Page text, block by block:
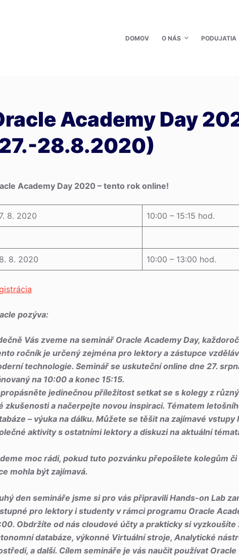
DOMOV O NÁS PODUJATIA
Academy Day
28.8.2020)
Academy Day 2020 – tento rok online!
8. 2020 10:00 – 15:15 hod.
8. 2020 10:00 – 13:00 hod.
pozýva:
Vás zveme na seminář Oracle Academy Day,
ročník je určený zejména pro lektory a zástupce
technologie. Seminář se uskuteční online dne 27.
na 10:00 a konec 15:15.
jedinečnou příležitost setkat se s kolegy z
zkušenosti a načerpejte novou inspiraci. Tématem
– výuka na dálku. Můžete se těšit na zajímavé
aktivity s ostatními lektory a diskuzi na aktuální
moc rádi, pokud tuto pozvánku přepošlete kolegům
mohla být zajímavá.
den semináře jsme si pro vás připravili Hands-on Lab
pro lektory i studenty v rámci programu Oracle
Obdržíte od nás cloudové účty a prakticky si
databáze, výkonné Virtuální stroje, Analytické
a další. Cílem semináře je vás naučit používat